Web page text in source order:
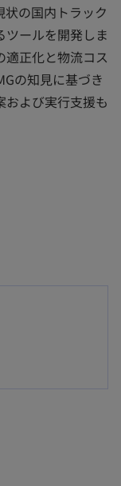
の国内トラック
ールを開発しま
適正化と物流コス
の知見に基づき
および実行支援も